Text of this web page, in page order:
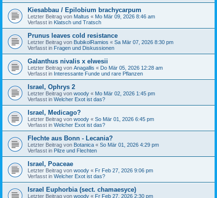
Kiesabbau / Epilobium brachycarpum
Letzter Beitrag von Maltus « Mo Mär 09, 2026 8:46 am
Verfasst in Klatsch und Tratsch
Prunus leaves cold resistance
Letzter Beitrag von BubikolRamios « Sa Mär 07, 2026 8:30 pm
Verfasst in Fragen und Diskussionen
Galanthus nivalis x elwesii
Letzter Beitrag von Anagallis « Do Mär 05, 2026 12:28 am
Verfasst in Interessante Funde und rare Pflanzen
Israel, Ophrys 2
Letzter Beitrag von woody « Mo Mär 02, 2026 1:45 pm
Verfasst in Welcher Exot ist das?
Israel, Medicago?
Letzter Beitrag von woody « So Mär 01, 2026 6:45 pm
Verfasst in Welcher Exot ist das?
Flechte aus Bonn - Lecania?
Letzter Beitrag von Botanica « So Mär 01, 2026 4:29 pm
Verfasst in Pilze und Flechten
Israel, Poaceae
Letzter Beitrag von woody « Fr Feb 27, 2026 9:06 pm
Verfasst in Welcher Exot ist das?
Israel Euphorbia (sect. chamaesyce)
Letzter Beitrag von woody « Fr Feb 27, 2026 2:30 pm